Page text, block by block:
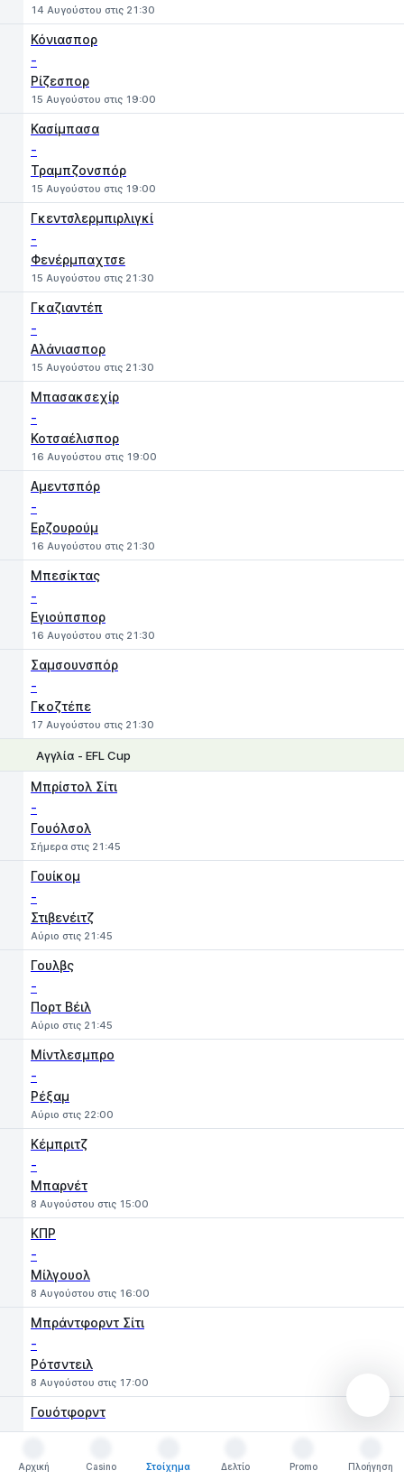
14 Αυγούστου στις 21:30
Κόνιασπορ
-
Ρίζεσπορ
15 Αυγούστου στις 19:00
Κασίμπασα
-
Τραμπζονσπόρ
15 Αυγούστου στις 19:00
Γκεντσλερμπιρλιγκί
-
Φενέρμπαχτσε
15 Αυγούστου στις 21:30
Γκαζιαντέπ
-
Αλάνιασπορ
15 Αυγούστου στις 21:30
Μπασακσεχίρ
-
Κοτσαέλισπορ
16 Αυγούστου στις 19:00
Αμεντσπόρ
-
Ερζουρούμ
16 Αυγούστου στις 21:30
Μπεσίκτας
-
Εγιούπσπορ
16 Αυγούστου στις 21:30
Σαμσουνσπόρ
-
Γκοζτέπε
17 Αυγούστου στις 21:30
Αγγλία - EFL Cup
Μπρίστολ Σίτι
-
Γουόλσολ
Σήμερα στις 21:45
Γουίκομ
-
Στιβενέιτζ
Αύριο στις 21:45
Γουλβς
-
Πορτ Βέιλ
Αύριο στις 21:45
Μίντλεσμπρο
-
Ρέξαμ
Αύριο στις 22:00
Κέμπριτζ
-
Μπαρνέτ
8 Αυγούστου στις 15:00
ΚΠΡ
-
Μίλγουολ
8 Αυγούστου στις 16:00
Μπράντφορντ Σίτι
-
Ρότσντειλ
8 Αυγούστου στις 17:00
Γουότφορντ
-
8 Αυγούστου στις 17:00
Αρχική
Casino
Στοίχημα
Δελτίο
Promo
Πλοήγηση